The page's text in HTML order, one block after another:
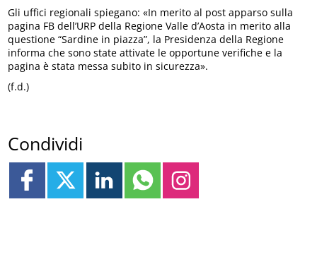
Gli uffici regionali spiegano: «In merito al post apparso sulla
pagina FB dell’URP della Regione Valle d’Aosta in merito alla
questione “Sardine in piazza”, la Presidenza della Regione
informa che sono state attivate le opportune verifiche e la
pagina è stata messa subito in sicurezza».
(f.d.)
Condividi